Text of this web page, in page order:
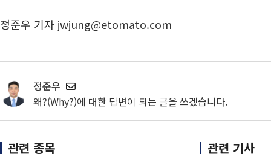
정준우 기자 jwjung@etomato.com
정준우
왜?(Why?)에 대한 답변이 되는 글을 쓰겠습니다.
관련 종목 관련 기사